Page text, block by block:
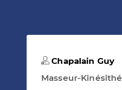
Chapalain Guy
Masseur-